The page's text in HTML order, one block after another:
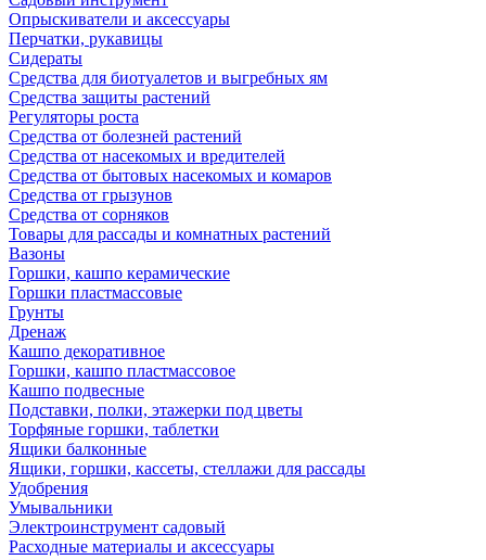
Опрыскиватели и аксессуары
Перчатки, рукавицы
Сидераты
Средства для биотуалетов и выгребных ям
Средства защиты растений
Регуляторы роста
Средства от болезней растений
Средства от насекомых и вредителей
Средства от бытовых насекомых и комаров
Средства от грызунов
Средства от сорняков
Товары для рассады и комнатных растений
Вазоны
Горшки, кашпо керамические
Горшки пластмассовые
Грунты
Дренаж
Кашпо декоративное
Горшки, кашпо пластмассовое
Кашпо подвесные
Подставки, полки, этажерки под цветы
Торфяные горшки, таблетки
Ящики балконные
Ящики, горшки, кассеты, стеллажи для рассады
Удобрения
Умывальники
Электроинструмент садовый
Расходные материалы и аксессуары